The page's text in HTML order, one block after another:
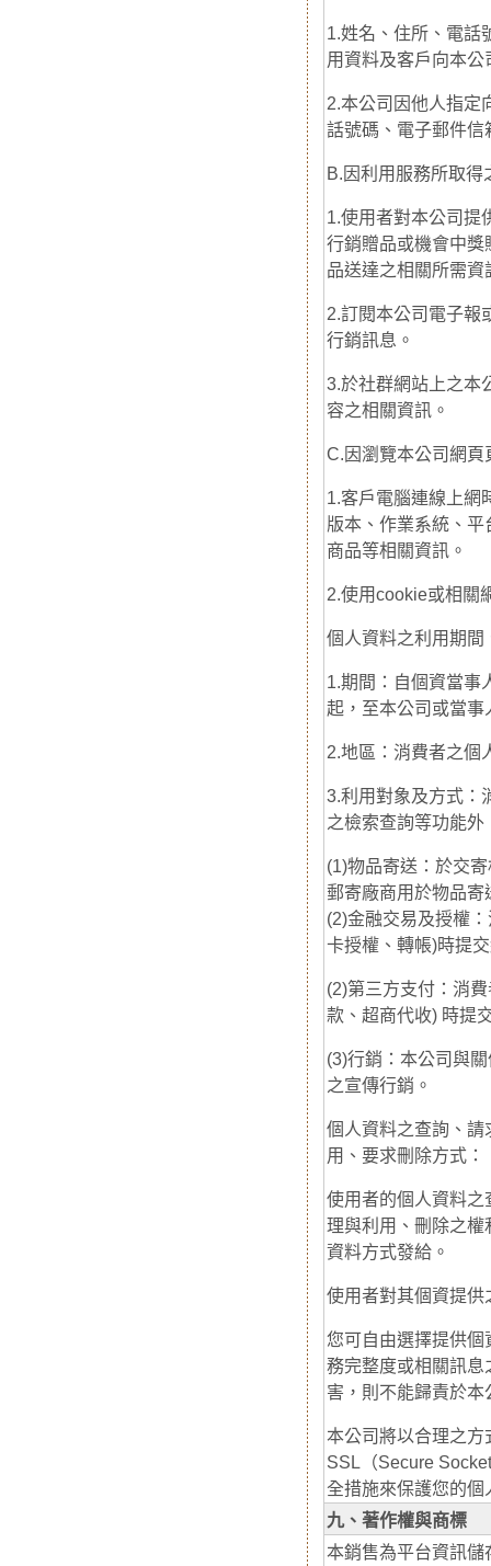
1.姓名、住所、電話
用資料及客戶向本
2.本公司因他人指定
話號碼、電子郵件信
B.因利用服務所取得
1.使用者對本公司提
行銷贈品或機會中獎
品送達之相關所需資
2.訂閱本公司電子報
行銷訊息。
3.於社群網站上之本
容之相關資訊。
C.因瀏覽本公司網頁
1.客戶電腦連線上網
版本、作業系統、
商品等相關資訊。
2.使用cookie或相關
個人資料之利用期間
1.期間：自個資當事
起，至本公司或當事
2.地區：消費者之個
3.利用對象及方式：
之檢索查詢等功能
(1)物品寄送：於交
郵寄廠商用於物品寄
(2)金融交易及授權
卡授權、轉帳)時提
(2)第三方支付：消
款、超商代收) 時提
(3)行銷：本公司與
之宣傳行銷。
個人資料之查詢、請
用、要求刪除方式：
使用者的個人資料之
理與利用、刪除之
資料方式發給。
使用者對其個資提供
您可自由選擇提供個
務完整度或相關訊息
害，則不能歸責於本
本公司將以合理之方
SSL（Secure
全措施來保護您的個
九、著作權與商標
本銷售為平台資訊儲